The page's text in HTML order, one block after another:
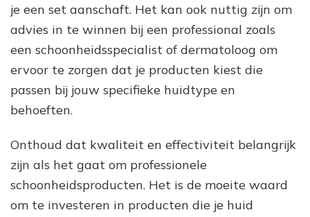
je een set aanschaft. Het kan ook nuttig zijn om
advies in te winnen bij een professional zoals
een schoonheidsspecialist of dermatoloog om
ervoor te zorgen dat je producten kiest die
passen bij jouw specifieke huidtype en
behoeften.
Onthoud dat kwaliteit en effectiviteit belangrijk
zijn als het gaat om professionele
schoonheidsproducten. Het is de moeite waard
om te investeren in producten die je huid